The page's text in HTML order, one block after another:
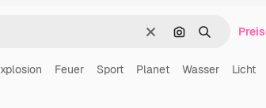
LöschenNach Bild
Suchen
Feuer Sport Planet Wasser Licht